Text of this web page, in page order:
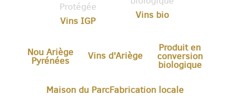
Vins IGP Vins bio
Nou Ariège
Pyrénées Vins d'Ariège
Produit en
conversion
biologique
Maison du ParcFabrication locale